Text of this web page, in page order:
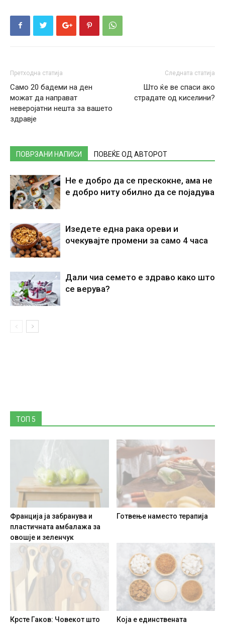
Претходна статија
Само 20 бадеми на ден
можат да направат
неверојатни нешта за вашето
здравје
Следната статија
Што ќе ве спаси ако
страдате од киселини?
ПОВРЗАНИ НАПИСИ ПОВЕЌЕ ОД АВТОРОТ
Не е добро да се прескокне, ама не
е добро ниту обилно да се појадува
Изедете една рака ореви и
очекувајте промени за само 4 часа
Дали чиа семето е здраво како што
се верува?
ТОП 5
Франција ја забранува и
пластичната амбалажа за
овошје и зеленчук
Готвење наместо терапија
Крсте Гаков: Човекот што
Која е единствената